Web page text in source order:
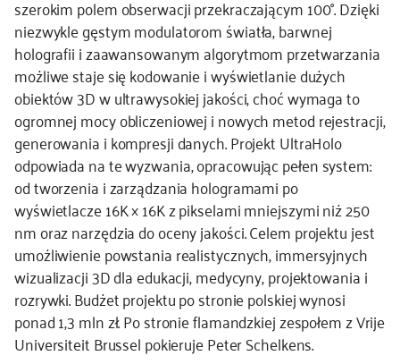
szerokim polem obserwacji przekraczającym 100°. Dzięki
niezwykle gęstym modulatorom światła, barwnej
holografii i zaawansowanym algorytmom przetwarzania
możliwe staje się kodowanie i wyświetlanie dużych
obiektów 3D w ultrawysokiej jakości, choć wymaga to
ogromnej mocy obliczeniowej i nowych metod rejestracji,
generowania i kompresji danych. Projekt UltraHolo
odpowiada na te wyzwania, opracowując pełen system:
od tworzenia i zarządzania hologramami po
wyświetlacze 16K × 16K z pikselami mniejszymi niż 250
nm oraz narzędzia do oceny jakości. Celem projektu jest
umożliwienie powstania realistycznych, immersyjnych
wizualizacji 3D dla edukacji, medycyny, projektowania i
rozrywki. Budżet projektu po stronie polskiej wynosi
ponad 1,3 mln zł. Po stronie flamandzkiej zespołem z Vrije
Universiteit Brussel pokieruje Peter Schelkens.